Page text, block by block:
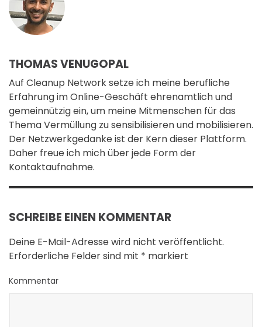
THOMAS VENUGOPAL
Auf Cleanup Network setze ich meine berufliche
Erfahrung im Online-Geschäft ehrenamtlich und
gemeinnützig ein, um meine Mitmenschen für das
Thema Vermüllung zu sensibilisieren und mobilisieren.
Der Netzwerkgedanke ist der Kern dieser Plattform.
Daher freue ich mich über jede Form der
Kontaktaufnahme.
SCHREIBE EINEN KOMMENTAR
Deine E-Mail-Adresse wird nicht veröffentlicht.
Erforderliche Felder sind mit * markiert
Kommentar